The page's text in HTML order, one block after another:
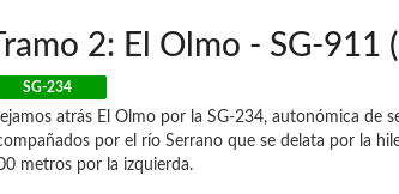
2: El Olmo - SG-911
SG-234
atrás El Olmo por la SG-234, autonómica de
por el río Serrano que se delata por la
metros por la izquierda.